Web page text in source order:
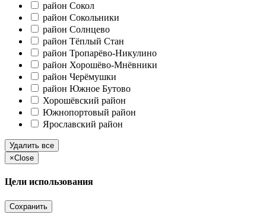
район Сокол
район Сокольники
район Солнцево
район Тёплый Стан
район Тропарёво-Никулино
район Хорошёво-Мнёвники
район Черёмушки
район Южное Бутово
Хорошёвский район
Южнопортовый район
Ярославский район
Удалить все
×Close
Цели использования
Сохранить